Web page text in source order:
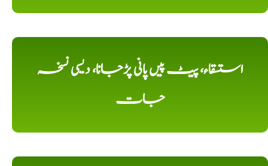
استسقاء، پیٹ پیں پانی پڑجانا، دیسی نسخہ
جات